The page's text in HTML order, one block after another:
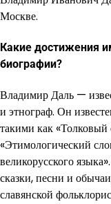
Москве.
Какие достижения
биографии?
Владимир Даль —
и этнограф. Он
такими как «Толковый
«Этимологический
великорусского
сказки, песни и
славянской